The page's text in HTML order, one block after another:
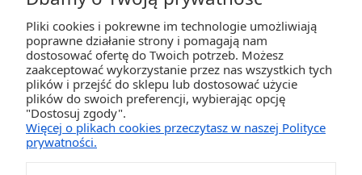
ZAKUPY
POMOC
Pliki cookies i pokrewne im technologie umożliwiają
poprawne działanie strony i pomagają nam
dostosować ofertę do Twoich potrzeb. Możesz
zaakceptować wykorzystanie przez nas wszystkich tych
plików i przejść do sklepu lub dostosować użycie
plików do swoich preferencji, wybierając opcję
"Dostosuj zgody".
Więcej o plikach cookies przeczytasz w naszej Polityce
prywatności.